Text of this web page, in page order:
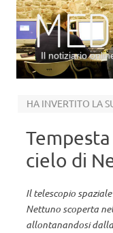
Il notiziario
cielo di
Il telescopio
Nettuno scoperta
allontanandosi